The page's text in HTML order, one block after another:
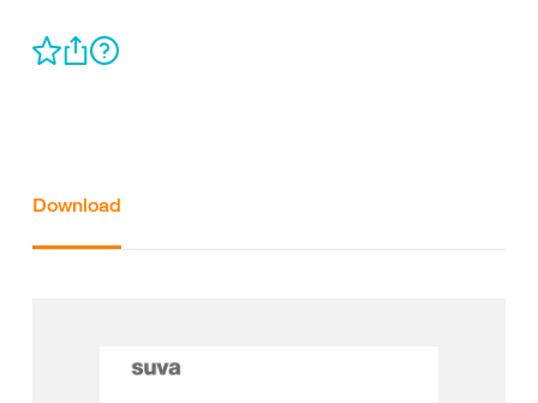
Download